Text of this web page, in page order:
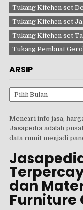
Tukang Kitchen set
Tukang Kitchen set
Tukang Kitchen set
Tukang Pembuat
ARSIP
Arsip
Mencari info jasa,
Jasapedia adalah
data rumit menjadi
dan
Furniture